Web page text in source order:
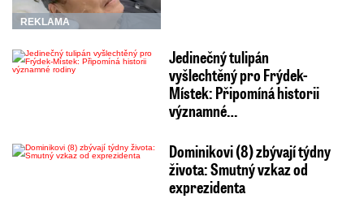
REKLAMA
Jedinečný tulipán
vyšlechtěný pro Frýdek-
Místek: Připomíná historii
významné…
Dominikovi (8) zbývají týdny
života: Smutný vzkaz od
exprezidenta